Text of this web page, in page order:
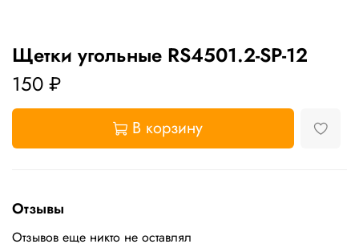
Щетки угольные RS4501.2-SP-12
150 ₽
В корзину
Отзывы
Отзывов еще никто не оставлял